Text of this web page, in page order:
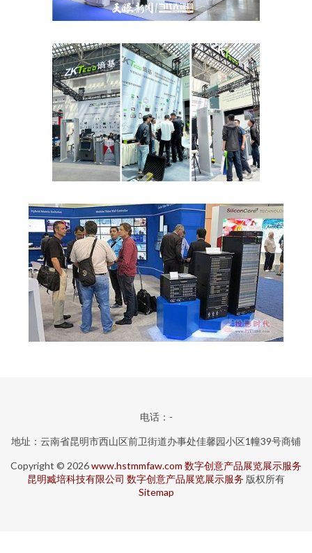
电话：-
地址：云南省昆明市西山区前卫街道办事处佳馨园小区1幢39号商铺
Copyright © 2026www.hstmmfaw.com 数字创意产品展览展示服务
昆明臧培科技有限公司 数字创意产品展览展示服务 版权所有
Sitemap